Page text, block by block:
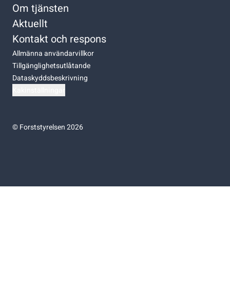
Om tjänsten
Aktuellt
Kontakt och respons
Allmänna användarvillkor
Tillgänglighetsutlåtande
Dataskyddsbeskrivning
©Forststyrelsen 2026